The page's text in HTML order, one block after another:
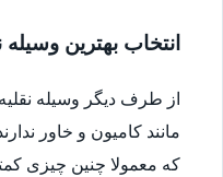
انتخاب بهترین
از طرف دیگر وسیله
مانند کامیون و خاور
که معمولا چنین چیزی